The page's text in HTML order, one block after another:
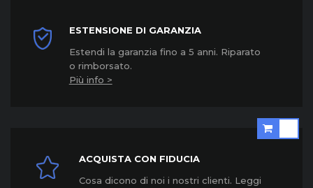
ESTENSIONE DI GARANZIA
Estendi la garanzia fino a 5 anni. Riparato
o rimborsato.
Più info >
ACQUISTA CON FIDUCIA
Cosa dicono di noi i nostri clienti. Leggi